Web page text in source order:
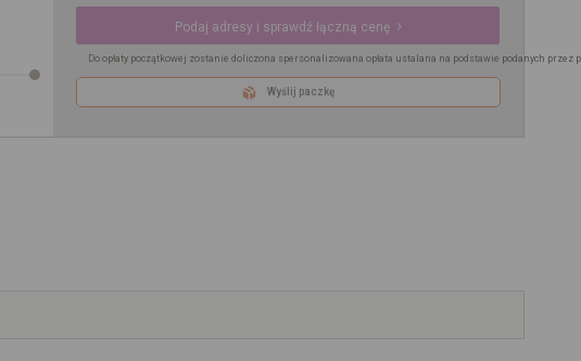
Podaj adresy i sprawdź łączną cenę
Do opłaty początkowej zostanie doliczona spersonalizowana opłata ustalana na podstawie podanych przez
Wyślij paczkę